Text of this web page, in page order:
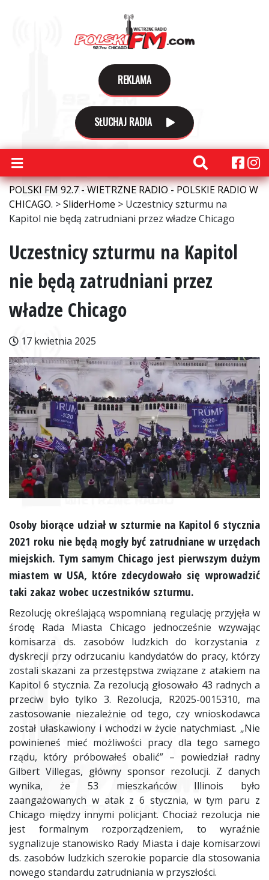
REKLAMA
SŁUCHAJ RADIA
POLSKI FM 92.7 - WIETRZNE RADIO - POLSKIE RADIO W
CHICAGO. >SliderHome > Uczestnicy szturmu na
Kapitol nie będą zatrudniani przez władze Chicago
Uczestnicy szturmu na Kapitol
nie będą zatrudniani przez
władze Chicago
17 kwietnia 2025
Osoby biorące udział w szturmie na Kapitol 6 stycznia
2021 roku nie będą mogły być zatrudniane w urzędach
miejskich. Tym samym Chicago jest pierwszym dużym
miastem w USA, które zdecydowało się wprowadzić
taki zakaz wobec uczestników szturmu.
Rezolucję określającą wspomnianą regulację przyjęła w
środę Rada Miasta Chicago jednocześnie wzywając
komisarza ds. zasobów ludzkich do korzystania z
dyskrecji przy odrzucaniu kandydatów do pracy, którzy
zostali skazani za przestępstwa związane z atakiem na
Kapitol 6 stycznia. Za rezolucją głosowało 43 radnych a
przeciw było tylko 3. Rezolucja, R2025-0015310, ma
zastosowanie niezależnie od tego, czy wnioskodawca
został ułaskawiony i wchodzi w życie natychmiast. „Nie
powinieneś mieć możliwości pracy dla tego samego
rządu, który próbowałeś obalić” – powiedział radny
Gilbert Villegas, główny sponsor rezolucji. Z danych
wynika, że 53 mieszkańców Illinois było
zaangażowanych w atak z 6 stycznia, w tym paru z
Chicago między innymi policjant. Chociaż rezolucja nie
jest formalnym rozporządzeniem, to wyraźnie
sygnalizuje stanowisko Rady Miasta i daje komisarzowi
ds. zasobów ludzkich szerokie poparcie dla stosowania
nowego standardu zatrudniania w przyszłości.